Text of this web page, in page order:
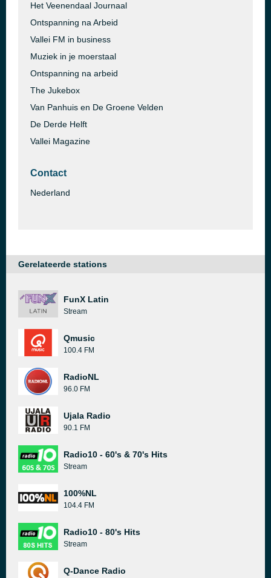
Het Veenendaal Journaal
Ontspanning na Arbeid
Vallei FM in business
Muziek in je moerstaal
Ontspanning na arbeid
The Jukebox
Van Panhuis en De Groene Velden
De Derde Helft
Vallei Magazine
Contact
Nederland
Gerelateerde stations
FunX Latin
Stream
Qmusic
100.4 FM
RadioNL
96.0 FM
Ujala Radio
90.1 FM
Radio10 - 60's & 70's Hits
Stream
100%NL
104.4 FM
Radio10 - 80's Hits
Stream
Q-Dance Radio